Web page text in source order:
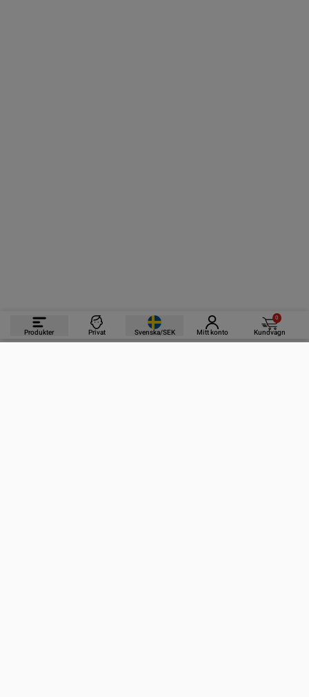
Produkter Privat Svenska/SEK Mitt konto
0
Kundvagn